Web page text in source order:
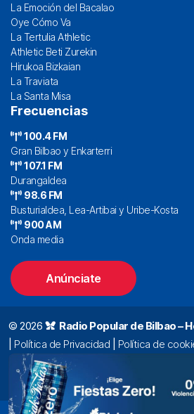
La Emoción del Bacalao
Oye Cómo Va
La Tertulia Athletic
Athletic Beti Zurekin
Hirukoa Bizkaian
La Traviata
La Santa Misa
Frecuencias
100.4 FM
Gran Bilbao y Enkarterri
107.1 FM
Durangaldea
98.6 FM
Busturialdea, Lea-Artibai y Uribe-Kosta
900 AM
Onda media
Anúnciate
© 2026 Radio Popular de Bilbao –
Política de Privacidad Política de
Alda. Mazarredo, 47 – 7º 48009 Bilbao |
oyentes@radiopopular.com